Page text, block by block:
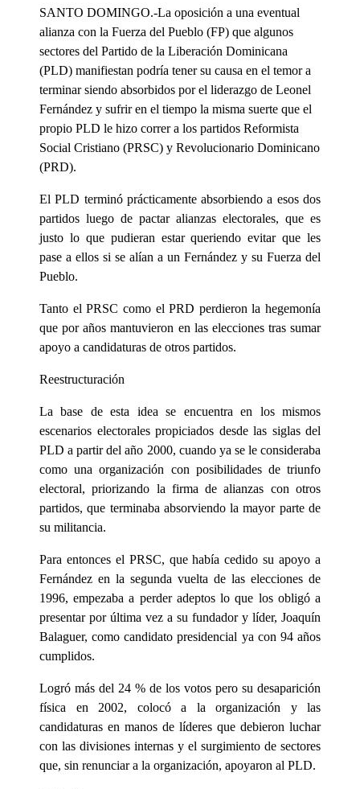
SANTO DOMINGO.-La oposición a una eventual
alianza con la Fuerza del Pueblo (FP) que algunos
sectores del Partido de la Liberación Dominicana
(PLD) manifiestan podría tener su causa en el temor a
terminar siendo absorbidos por el liderazgo de Leonel
Fernández y sufrir en el tiempo la misma suerte que el
propio PLD le hizo correr a los partidos Reformista
Social Cristiano (PRSC) y Revolucionario Dominicano
(PRD).
El PLD terminó prácticamente absorbiendo a esos dos
partidos luego de pactar alianzas electorales, que es
justo lo que pudieran estar queriendo evitar que les
pase a ellos si se alían a un Fernández y su Fuerza del
Pueblo.
Tanto el PRSC como el PRD perdieron la hegemonía
que por años mantuvieron en las elecciones tras sumar
apoyo a candidaturas de otros partidos.
Reestructuración
La base de esta idea se encuentra en los mismos
escenarios electorales propiciados desde las siglas del
PLD a partir del año 2000, cuando ya se le consideraba
como una organización con posibilidades de triunfo
electoral, priorizando la firma de alianzas con otros
partidos, que terminaba absorviendo la mayor parte de
su militancia.
Para entonces el PRSC, que había cedido su apoyo a
Fernández en la segunda vuelta de las elecciones de
1996, empezaba a perder adeptos lo que los obligó a
presentar por última vez a su fundador y líder, Joaquín
Balaguer, como candidato presidencial ya con 94 años
cumplidos.
Logró más del 24 % de los votos pero su desaparición
física en 2002, colocó a la organización y las
candidaturas en manos de líderes que debieron luchar
con las divisiones internas y el surgimiento de sectores
que, sin renunciar a la organización, apoyaron al PLD.